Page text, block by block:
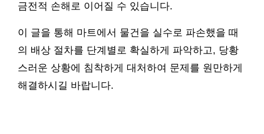
금전적 손해로 이어질 수 있습니다.
이 글을 통해 마트에서 물건을 실수로 파손했을 때
의 배상 절차를 단계별로 확실하게 파악하고, 당황
스러운 상황에 침착하게 대처하여 문제를 원만하게
해결하시길 바랍니다.